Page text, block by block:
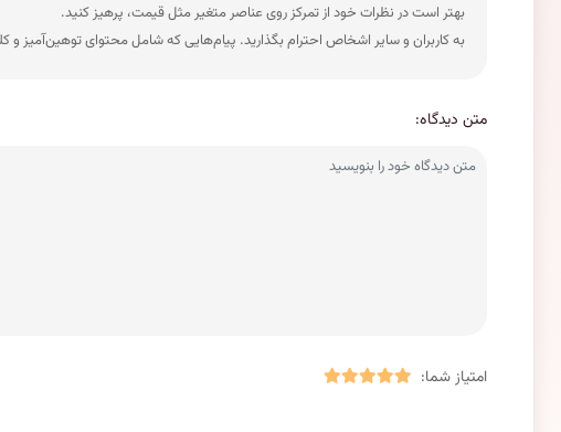
بهتر است در نظرات خود از تمرکز روی عناصر متغیر مثل قیمت، پرهیز کنید.
به کاربران و سایر اشخاص احترام بگذارید. پیام‌هایی که شامل محتوای توهین‌آمیز
متن دیدگاه:
امتیاز شما: